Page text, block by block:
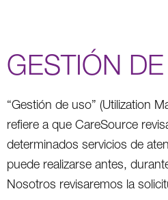
GESTIÓN
“Gestión de uso” (Utilization
refiere a que CareSource
determinados servicios de
puede realizarse antes,
Nosotros revisaremos la